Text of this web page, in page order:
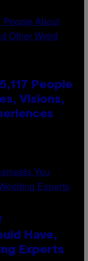
People
Visions,
Have,
Experts